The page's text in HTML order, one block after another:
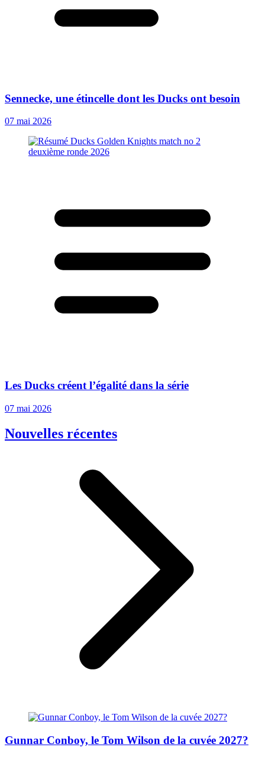
Sennecke, une étincelle dont les Ducks ont besoin
07 mai 2026
Les Ducks créent l’égalité dans la série
07 mai 2026
Nouvelles récentes
Gunnar Conboy, le Tom Wilson de la cuvée 2027?